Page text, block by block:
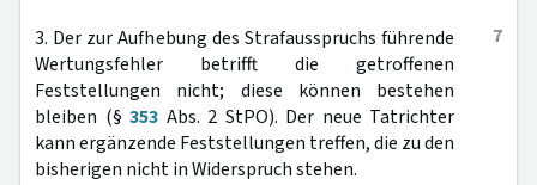
7
3. Der zur Aufhebung des Strafausspruchs führende
Wertungsfehler betrifft die getroffenen
Feststellungen nicht; diese können bestehen
bleiben (§ 353 Abs. 2 StPO). Der neue Tatrichter
kann ergänzende Feststellungen treffen, die zu den
bisherigen nicht in Widerspruch stehen.